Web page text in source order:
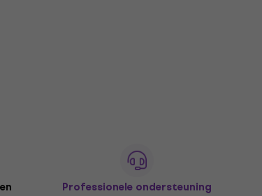
Professionele ondersteuning